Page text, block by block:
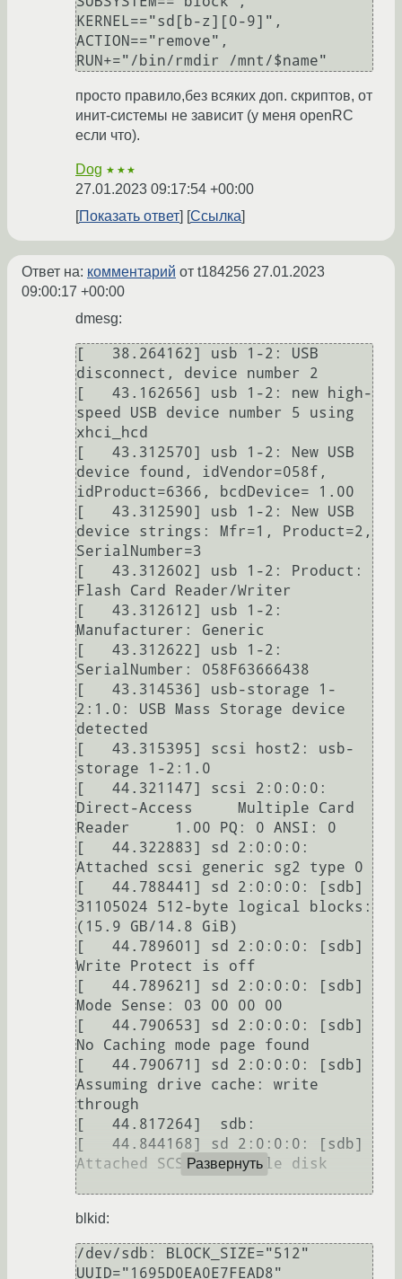
KERNEL=="sd[b-z][0-9]",
ACTION=="remove",
просто правило,без всяких доп. скриптов, от
инит-системы не зависит (у меня openRC
если что).
Dog ★★★
27.01.2023 09:17:54 +00:00
Показать ответ
Ссылка
Ответ на: комментарий от t184256 27.01.2023
09:00:17 +00:00
dmesg:
[   38.264162] usb 1-2: USB
disconnect, device number 2
[   43.162656] usb 1-2: new high-
speed USB device number 5 using
xhci_hcd
[   43.312570] usb 1-2: New USB
device found, idVendor=058f,
idProduct=6366, bcdDevice= 1.00
[   43.312590] usb 1-2: New USB
device strings: Mfr=1, Product=2,
SerialNumber=3
[   43.312602] usb 1-2: Product:
Flash Card Reader/Writer
[   43.312612] usb 1-2:
Manufacturer: Generic
[   43.312622] usb 1-2:
SerialNumber: 058F63666438
[   43.314536] usb-storage 1-
2:1.0: USB Mass Storage device
detected
[   43.315395] scsi host2: usb-
storage 1-2:1.0
[   44.321147] scsi 2:0:0:0:
Direct-Access     Multiple Card
Reader     1.00 PQ: 0 ANSI: 0
[   44.322883] sd 2:0:0:0:
Attached scsi generic sg2 type 0
[   44.788441] sd 2:0:0:0: [sdb]
31105024 512-byte logical blocks:
(15.9 GB/14.8 GiB)
[   44.789601] sd 2:0:0:0: [sdb]
Write Protect is off
[   44.789621] sd 2:0:0:0: [sdb]
Mode Sense: 03 00 00 00
[   44.790653] sd 2:0:0:0: [sdb]
No Caching mode page found
[   44.790671] sd 2:0:0:0: [sdb]
Assuming drive cache: write
through
[   44.817264]  sdb:
[   44.844168] sd 2:0:0:0: [sdb]
Attached SCSI removable disk
Развернуть
blkid:
/dev/sdb: BLOCK_SIZE="512"
UUID="1695D0EA0E7FEAD8"